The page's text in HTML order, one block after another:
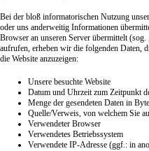
Bei der bloß informatorischen Nutzung
oder uns anderweitig Informationen
Browser an unseren Server übermittelt
aufrufen, erheben wir die folgenden Daten,
die Website anzuzeigen:
Unsere besuchte Website
Datum und Uhrzeit zum Zeitpunkt
Menge der gesendeten Daten in Byte
Quelle/Verweis, von welchem Sie
Verwendeter Browser
Verwendetes Betriebssystem
Verwendete IP-Adresse (ggf.: in